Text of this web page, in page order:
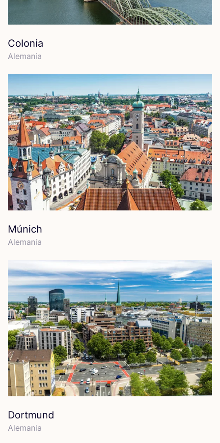
Colonia
Ale­ma­nia
Múnich
Ale­ma­nia
Dortmund
Ale­ma­nia